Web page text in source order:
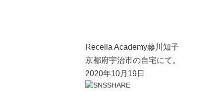
Recella Academy藤川知子
京都府宇治市の自宅にて。
2020年10月19日